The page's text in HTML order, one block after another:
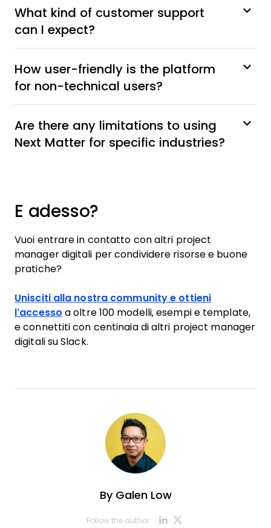
What kind of customer support
can I expect?
How user-friendly is the platform
for non-technical users?
Are there any limitations to using
Next Matter for specific industries?
E adesso?
Vuoi entrare in contatto con altri project
manager digitali per condividere risorse e buone
pratiche?
Unisciti alla nostra community e ottieni
l’accesso a oltre 100 modelli, esempi e template,
e connettiti con centinaia di altri project manager
digitali su Slack.
ByGalen Low
Follow the author: Opens new